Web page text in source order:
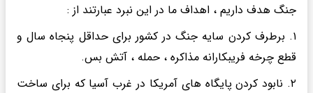
جنگ هدف داریم ، اهداف ما در این نبرد عبارتند از :
۱. برطرف کردن سایه جنگ در کشور برای حداقل پنجاه سال و
قطع چرخه فریبکارانه مذاکره ، حمله ، آتش بس.
۲. نابود کردن پایگاه های آمریکا در غرب آسیا که برای ساخت